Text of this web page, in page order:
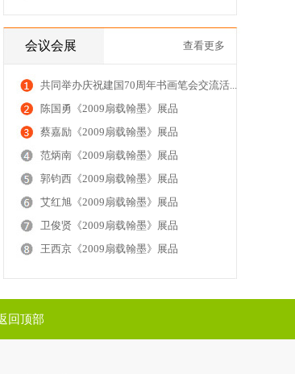
会议会展 查看更多
共同举办庆祝建国70周年书画笔会交流活...
陈国勇《2009扇载翰墨》展品
蔡嘉励《2009扇载翰墨》展品
范炳南《2009扇载翰墨》展品
郭钧西《2009扇载翰墨》展品
艾红旭《2009扇载翰墨》展品
卫俊贤《2009扇载翰墨》展品
王西京《2009扇载翰墨》展品
回顶部